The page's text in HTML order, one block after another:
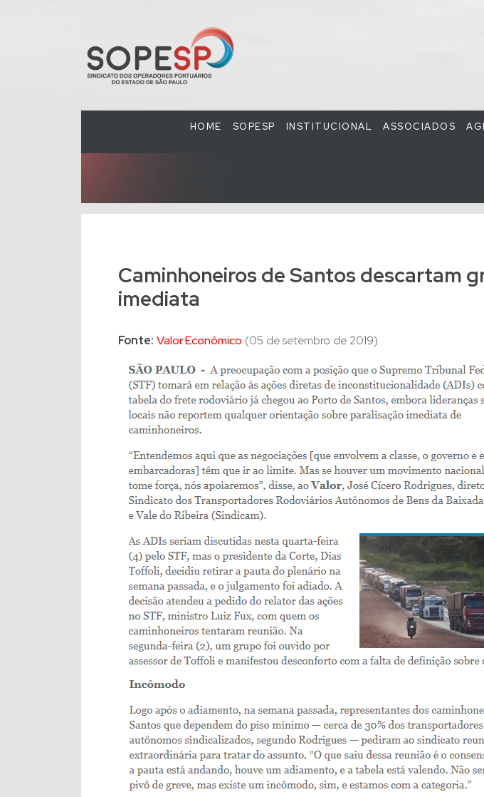
HOME SOPESP INSTITUCIONAL ASSOCIADOS
Caminhoneiros de Santos descartam
imediata
Fonte: Valor Econômico (05 de setembro de 2019)